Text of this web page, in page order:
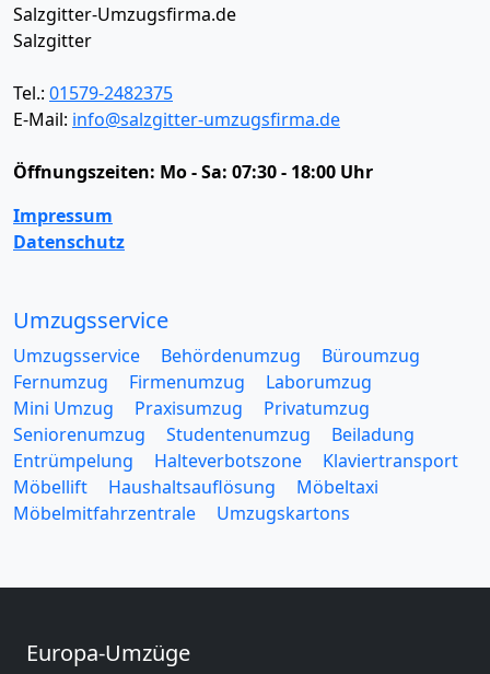
Salzgitter-Umzugsfirma.de
Salzgitter
Tel.: 01579-2482375
E-Mail: info@salzgitter-umzugsfirma.de
Öffnungszeiten: Mo - Sa: 07:30 - 18:00 Uhr
Impressum
Datenschutz
Umzugsservice
Umzugsservice Behördenumzug
Büroumzug
Fernumzug
Firmenumzug
Laborumzug
Mini Umzug
Praxisumzug
Privatumzug
Seniorenumzug
Studentenumzug
Beiladung
Entrümpelung
Halteverbotszone
Klaviertransport
Möbellift
Haushaltsauflösung
Möbeltaxi
Möbelmitfahrzentrale
Umzugskartons
Europa-Umzüge